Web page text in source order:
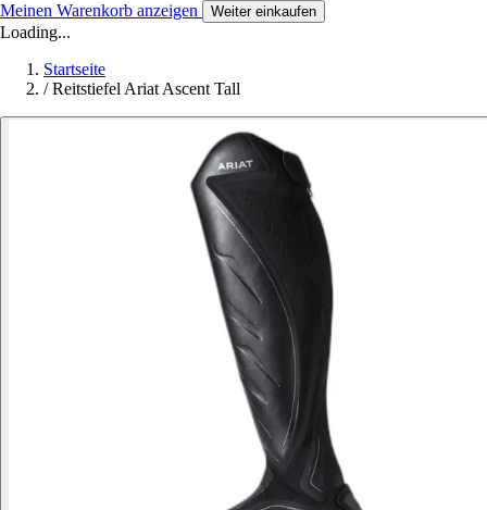
Meinen Warenkorb anzeigen Weiter einkaufen
Loading...
Startseite
/ Reitstiefel Ariat Ascent Tall